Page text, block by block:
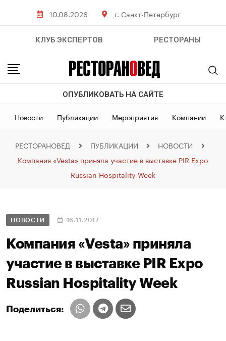
10.08.2026 г. Санкт-Петербург
КЛУБ ЭКСПЕРТОВ РЕСТОРАНЫ
ОПУБЛИКОВАТЬ НА САЙТЕ
Новости Публикации Мероприятия Компании
РЕСТОРАНОВЕД ПУБЛИКАЦИИ
НОВОСТИ
Компания «Vesta» приняла участие в выставке PIR Expo
Russian Hospitality Week
НОВОСТИ 16.11.2017
Компания «Vesta» приняла
участие в выставке PIR Expo
Russian Hospitality Week
Поделиться: